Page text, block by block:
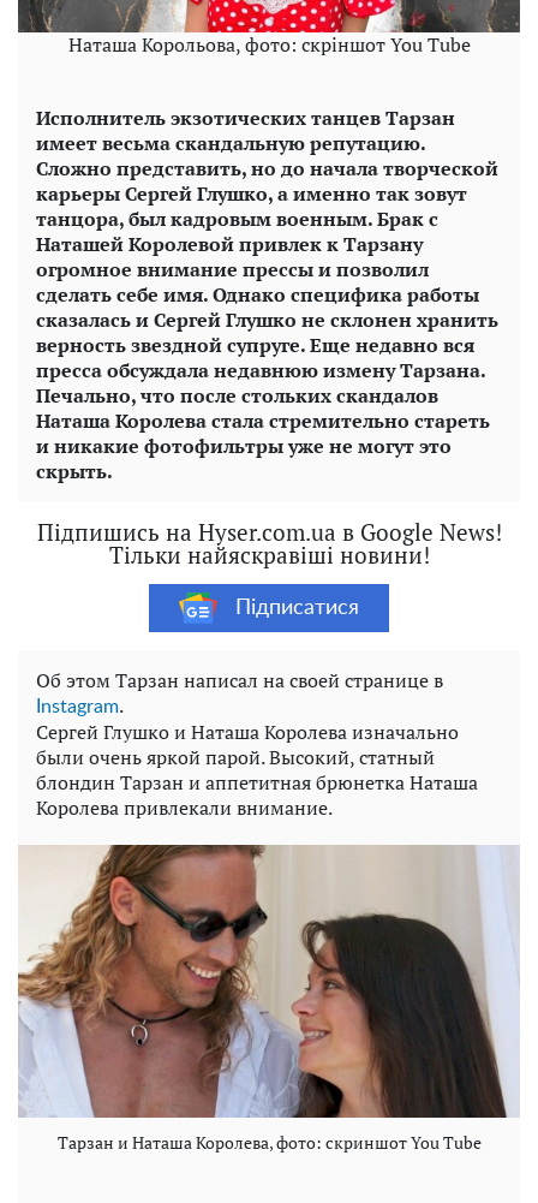
Наташа Корольова, фото: скріншот You Tube
Исполнитель экзотических танцев Тарзан
имеет весьма скандальную репутацию.
Сложно представить, но до начала творческой
карьеры Сергей Глушко, а именно так зовут
танцора, был кадровым военным. Брак с
Наташей Королевой привлек к Тарзану
огромное внимание прессы и позволил
сделать себе имя. Однако специфика работы
сказалась и Сергей Глушко не склонен хранить
верность звездной супруге. Еще недавно вся
пресса обсуждала недавнюю измену Тарзана.
Печально, что после стольких скандалов
Наташа Королева стала стремительно стареть
и никакие фотофильтры уже не могут это
скрыть.
Підпишись на Hyser.com.ua в Google News!
Тільки найяскравіші новини!
Підписатися
Об этом Тарзан написал на своей странице в
Instagram.
Сергей Глушко и Наташа Королева изначально
были очень яркой парой. Высокий, статный
блондин Тарзан и аппетитная брюнетка Наташа
Королева привлекали внимание.
Тарзан и Наташа Королева, фото: скриншот You Tube